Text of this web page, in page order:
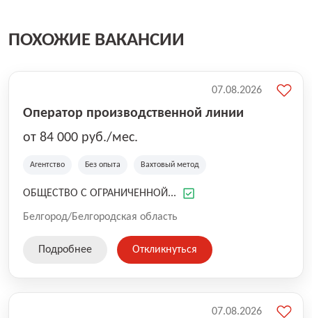
ПОХОЖИЕ ВАКАНСИИ
Оператор производственной линии
от 84 000 руб./мес.
Агентство Без опыта Вахтовый метод
ОБЩЕСТВО С ОГРАНИЧЕННОЙ...
Белгород/Белгородская область
07.08.2026
Подробнее Откликнуться
07.08.2026